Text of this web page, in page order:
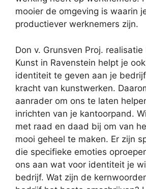
mooier de omgeving is waarin
productiever werknemers zijn.
Don v. Grunsven Proj.
Kunst in Ravenstein helpt je
identiteit te geven aan je
kracht van kunstwerken.
aanrader om ons te laten
inrichten van je kantoorpand.
met raad en daad bij om van
mooi geheel te maken. Er zijn
die specifieke emoties
ons aan wat voor identiteit je
bedrijf. Wat zijn de